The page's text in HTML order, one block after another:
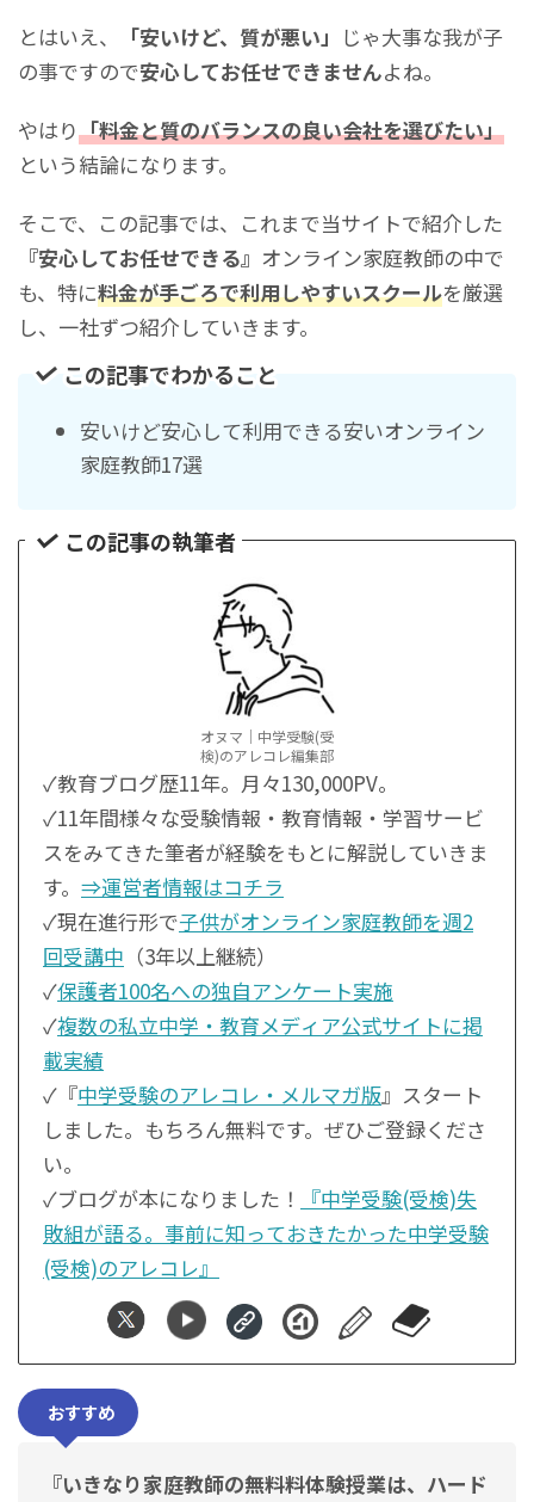
とはいえ、
「安いけど、質が悪い」 じゃ大事な我が子
の事ですので安心してお任せできませんよね。
やはり「料金と質のバランスの良い会社を選びたい」
という結論になります。
そこで、この記事では、これまで当サイトで紹介した
『安心してお任せできる』 オンライン家庭教師の中で
も、特に料金が手ごろで利用しやすいスクールを厳選
し、一社ずつ紹介していきます。
この記事でわかること
安いけど安心して利用できる安いオンライン
家庭教師17選
この記事の執筆者
オヌマ｜中学受験(受
検)のアレコレ編集部
✓教育ブログ歴11年。月々130,000PV。
✓11年間様々な受験情報・教育情報・学習サービ
スをみてきた筆者が経験をもとに解説していきま
す。 ⇒運営者情報はコチラ
✓現在進行形で子供がオンライン家庭教師を週2
回受講中 （3年以上継続）
✓保護者100名への独自アンケート実施
✓複数の私立中学・教育メディア公式サイトに掲
載実績
✓『中学受験のアレコレ・メルマガ版』スタート
しました。もちろん無料です。ぜひご登録くださ
い。
✓ブログが本になりました！
『中学受験(受検)失
敗組が語る。事前に知っておきたかった中学受験
(受検)のアレコレ』
おすすめ
『いきなり家庭教師の無料料体験授業は、ハード